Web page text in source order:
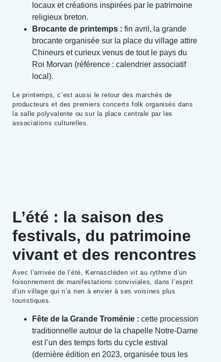
locaux et créations inspirées par le patrimoine
religieux breton.
Brocante de printemps : fin avril, la grande
brocante organisée sur la place du village attire
Chineurs et curieux venus de tout le pays du
Roi Morvan (référence : calendrier associatif
local).
Le printemps, c’est aussi le retour des marchés de
producteurs et des premiers concerts folk organisés dans
la salle polyvalente ou sur la place centrale par les
associations culturelles.
L’été : la saison des
festivals, du patrimoine
vivant et des rencontres
Avec l’arrivée de l’été, Kernascléden vit au rythme d’un
foisonnement de manifestations conviviales, dans l’esprit
d’un village qui n’a rien à envier à ses voisines plus
touristiques.
Fête de la Grande Troménie : cette procession
traditionnelle autour de la chapelle Notre-Dame
est l’un des temps forts du cycle estival
(dernière édition en 2023, organisée tous les